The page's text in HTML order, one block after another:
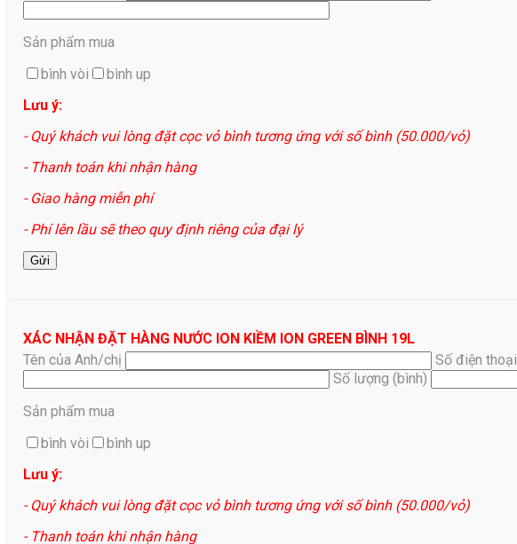
Sản phẩm mua
bình vòi
bình up
Lưu ý:
- Quý khách vui lòng đặt cọc vỏ bình tương ứng với số bình (50.000/vỏ)
- Thanh toán khi nhận hàng
- Giao hàng miễn phí
- Phí lên lầu sẽ theo quy định riêng của đại lý
XÁC NHẬN ĐẶT HÀNG NƯỚC ION KIỀM ION GREEN BÌNH 19L
Tên của Anh/chị
Số điện thoại
Số lượng (bình)
Sản phẩm mua
bình vòi
bình up
Lưu ý:
- Quý khách vui lòng đặt cọc vỏ bình tương ứng với số bình (50.000/vỏ)
- Thanh toán khi nhận hàng